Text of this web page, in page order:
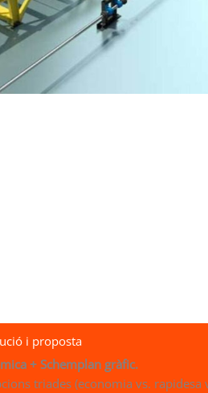
i proposta
+ Schemplan gràfic.
triades (economia vs. rapidesa